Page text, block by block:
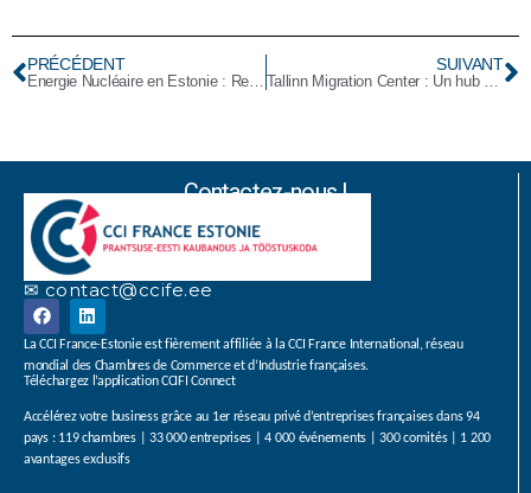
PRÉCÉDENT
Énergie Nucléaire en Estonie : Regards Croisés lors du Séminaire Franco-Finlandais
SUIVANT
Tallinn Migration Center : Un hub d’accueil et d’inclusion en plein cœur de Kalamaja
Contactez-nous !
✉ contact@ccife.ee
La CCI France-Estonie est fièrement affiliée à la CCI France International, réseau
mondial des Chambres de Commerce et d’Industrie françaises.
Téléchargez l’application CCIFI Connect
Accélérez votre business grâce au 1er réseau privé d’entreprises françaises dans 94
pays : 119 chambres | 33 000 entreprises | 4 000 événements | 300 comités | 1 200
avantages exclusifs